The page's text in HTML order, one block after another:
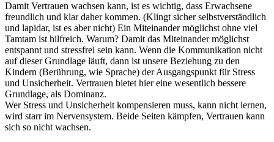
Damit Vertrauen wachsen kann, ist es wichtig, dass Erwachsene
freundlich und klar daher kommen. (Klingt sicher selbstverständlich
und lapidar, ist es aber nicht) Ein Miteinander möglichst ohne viel
Tamtam ist hilfreich. Warum? Damit das Miteinander möglichst
entspannt und stressfrei sein kann. Wenn die Kommunikation nicht
auf dieser Grundlage läuft, dann ist unsere Beziehung zu den
Kindern (Berührung, wie Sprache) der Ausgangspunkt für Stress
und Unsicherheit. Vertrauen bietet hier eine wesentlich bessere
Grundlage, als Dominanz.
Wer Stress und Unsicherheit kompensieren muss, kann nicht lernen,
wird starr im Nervensystem. Beide Seiten kämpfen, Vertrauen kann
sich so nicht wachsen.